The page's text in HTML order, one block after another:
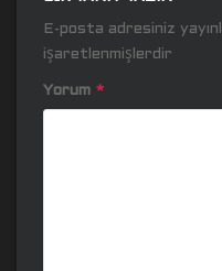
E-posta adresiniz
işaretlenmişlerdir
Yorum *